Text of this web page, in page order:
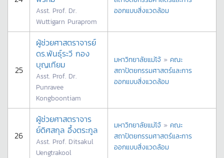
Asst. Prof. Dr.
Wuttigarn Puraprom
ออกแบบสิ่งแวดล้อม
25
ผู้ช่วยศาสตราจารย์
ดร.พันธุ์ระวี กอง
บุญเทียม
Asst. Prof. Dr.
Punravee
Kongboontiam
มหาวิทยาลัยแม่โจ้ » คณะ
สถาปัตยกรรมศาสตร์และการ
ออกแบบสิ่งแวดล้อม
26
ผู้ช่วยศาสตราจาร
ย์ดิศสกุล อึ้งตระกูล
Asst. Prof. Ditsakul
Uengtrakool
มหาวิทยาลัยแม่โจ้ » คณะ
สถาปัตยกรรมศาสตร์และการ
ออกแบบสิ่งแวดล้อม